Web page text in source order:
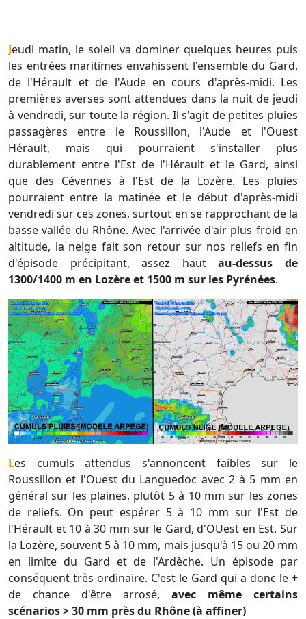
Jeudi matin, le soleil va dominer quelques heures puis
les entrées maritimes envahissent l'ensemble du Gard,
de l'Hérault et de l'Aude en cours d'après-midi. Les
premières averses sont attendues dans la nuit de jeudi
à vendredi, sur toute la région. Il s'agit de petites pluies
passagères entre le Roussillon, l'Aude et l'Ouest
Hérault, mais qui pourraient s'installer plus
durablement entre l'Est de l'Hérault et le Gard, ainsi
que des Cévennes à l'Est de la Lozère. Les pluies
pourraient entre la matinée et le début d'après-midi
vendredi sur ces zones, surtout en se rapprochant de la
basse vallée du Rhône. Avec l'arrivée d'air plus froid en
altitude, la neige fait son retour sur nos reliefs en fin
d'épisode précipitant, assez hautau-dessus de
1300/1400 m en Lozère et 1500 m sur les Pyrénées.
Les cumuls attendus s'annoncent faibles sur le
Roussillon et l'Ouest du Languedoc avec 2 à 5 mm en
général sur les plaines, plutôt 5 à 10 mm sur les zones
de reliefs. On peut espérer 5 à 10 mm sur l'Est de
l'Hérault et 10 à 30 mm sur le Gard, d'OUest en Est. Sur
la Lozère, souvent 5 à 10 mm, mais jusqu'à 15 ou 20 mm
en limite du Gard et de l'Ardèche. Un épisode par
conséquent très ordinaire. C'est le Gard qui a donc le +
de chance d'être arrosé, avec même certains
scénarios > 30 mm près du Rhône (à affiner)